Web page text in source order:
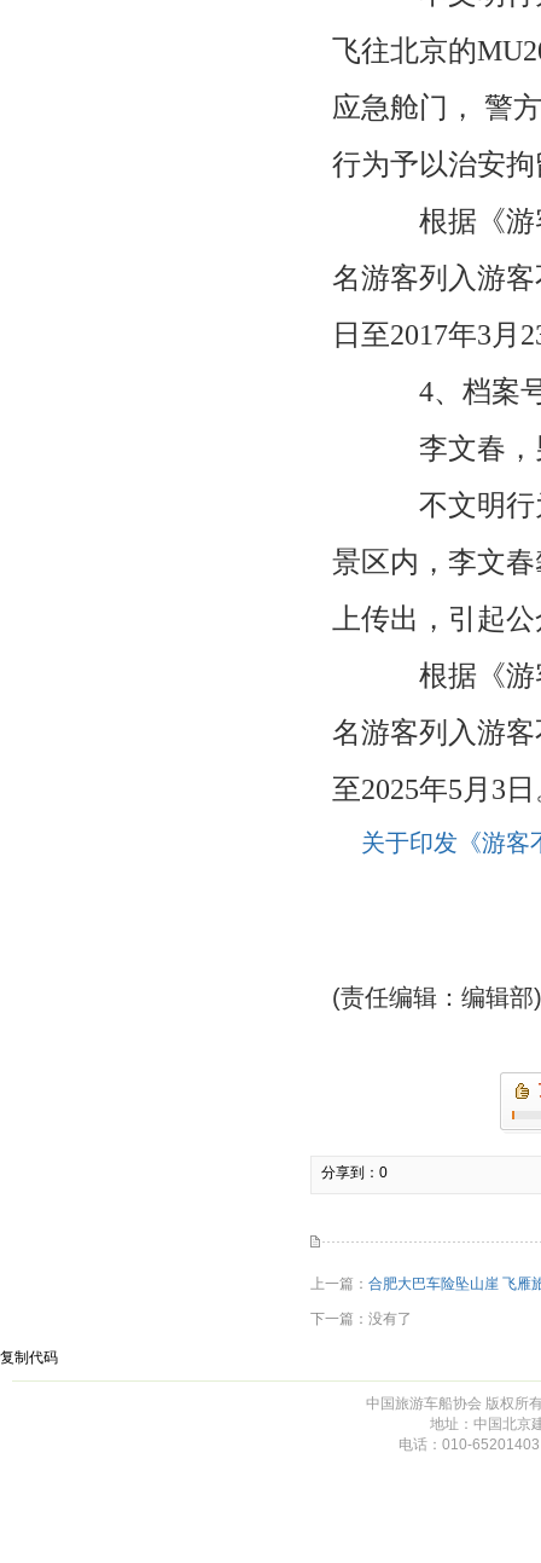
飞往北京的
应急舱门， 警
行为予以治安
根据《游客
名游客列入游
日至2017年3月
4、档案号
李文春，
不文明行为
景区内，李文
上传出，引起
根据《游客
名游客列入游
至2025年5月3
关于印发《游客
(责任编辑：编辑部)
分享到： 0
上一篇： 合肥大巴车险坠山崖 飞雁
下一篇：没有了
复制代码
中国旅游车船协会 版权所
地址：中国北京
电话：010-